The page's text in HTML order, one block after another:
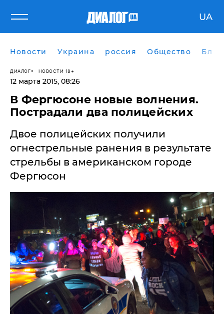
UA
Новости Украина россия Общество
ДИАЛОГ НОВОСТИ 18+
12 марта 2015, 08:26
В Фергюсоне новые волнения.
Пострадали два полицейских
​Двое полицейских получили
огнестрельные ранения в результате
стрельбы в американском городе
Фергюсон